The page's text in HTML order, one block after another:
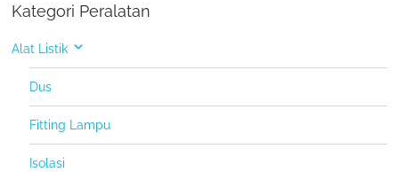
Kategori Peralatan
Alat Listik
Dus
Fitting Lampu
Isolasi